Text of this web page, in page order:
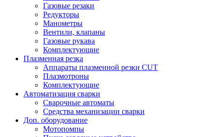
Газовые резаки
Редукторы
Манометры
Вентили, клапаны
Газовые рукава
Комплектующие
Плазменная резка
Аппараты плазменной резки CUT
Плазмотроны
Комплектующие
Автоматизация сварки
Сварочные автоматы
Средства механизации сварки
Доп. оборудование
Мотопомпы